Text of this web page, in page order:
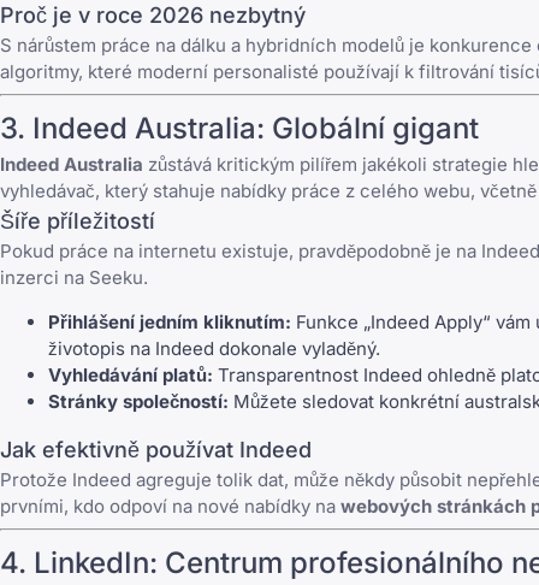
Proč je v roce 2026 nezbytný
S nárůstem práce na dálku a hybridních modelů je
algoritmy, které moderní personalisté používají k filtrování
3. Indeed Australia: Globální gigant
Indeed Australia zůstává kritickým pilířem jakékoli strategie
vyhledávač, který stahuje nabídky práce z celého webu,
Šíře příležitostí
Pokud práce na internetu existuje, pravděpodobně je na
inzerci na Seeku.
Přihlášení jedním kliknutím: Funkce „Indeed Apply“
životopis na Indeed dokonale vyladěný.
Vyhledávání platů: Transparentnost Indeed ohledně
Stránky společností: Můžete sledovat konkrétní
Jak efektivně používat Indeed
Protože Indeed agreguje tolik dat, může někdy působit
prvními, kdo odpoví na nové nabídky na webových stránkách
4. LinkedIn: Centrum profesionálního